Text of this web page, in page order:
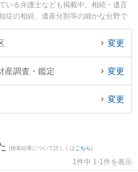
いる弁護士なども掲載中。相続・遺言
症の相続、遺産分割等の細かな分野で
山Drive法律事務所の中山 雄太弁護士の
どが注目されています。『札幌市清田
産調査・鑑定を法律相談できる札幌市
どでお困りの相談者さんにおすすめで
変更
産調査・鑑定 変更
変更
(検索結果について詳しくは こちら)
1件中 1-1件を表示